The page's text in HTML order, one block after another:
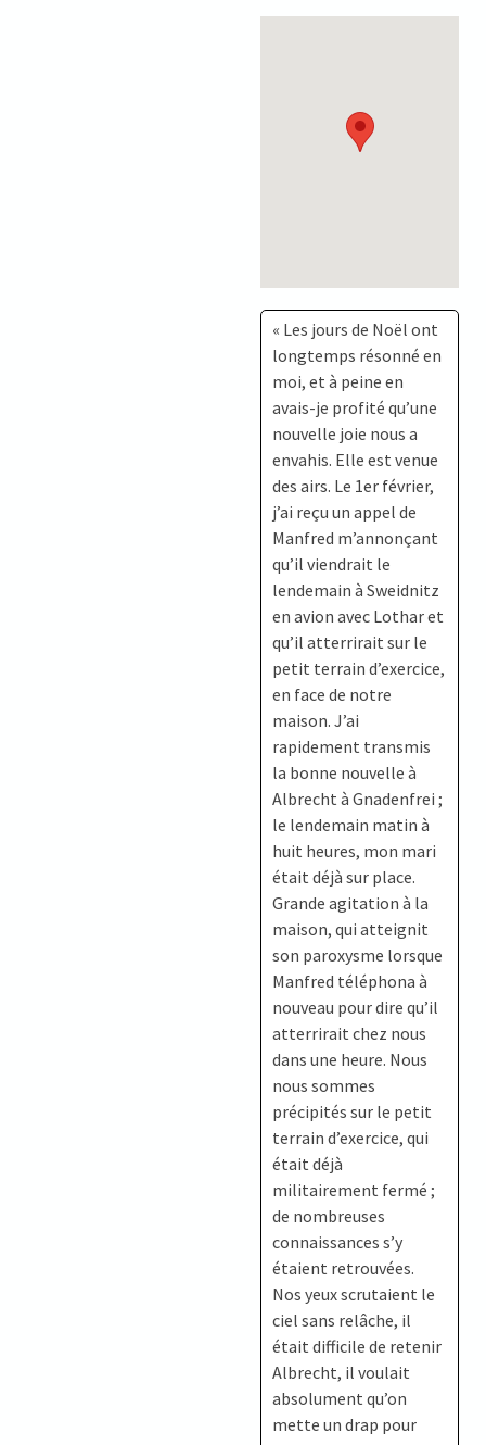
« Les jours de Noël ont
longtemps résonné en
moi, et à peine en
avais-je profité qu’une
nouvelle joie nous a
envahis. Elle est venue
des airs. Le 1er février,
j’ai reçu un appel de
Manfred m’annonçant
qu’il viendrait le
lendemain à Sweidnitz
en avion avec Lothar et
qu’il atterrirait sur le
petit terrain d’exercice,
en face de notre
maison. J’ai
rapidement transmis
la bonne nouvelle à
Albrecht à Gnadenfrei ;
le lendemain matin à
huit heures, mon mari
était déjà sur place.
Grande agitation à la
maison, qui atteignit
son paroxysme lorsque
Manfred téléphona à
nouveau pour dire qu’il
atterrirait chez nous
dans une heure. Nous
nous sommes
précipités sur le petit
terrain d’exercice, qui
était déjà
militairement fermé ;
de nombreuses
connaissances s’y
étaient retrouvées.
Nos yeux scrutaient le
ciel sans relâche, il
était difficile de retenir
Albrecht, il voulait
absolument qu’on
mette un drap pour